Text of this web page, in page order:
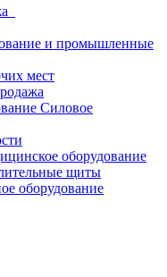
и промышленные
мест
Силовое
оборудование
щиты
оборудование